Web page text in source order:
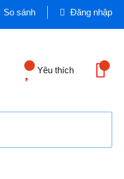
Cơ quan chủ quản:
So sánh Đăng nhập
Yêu thích